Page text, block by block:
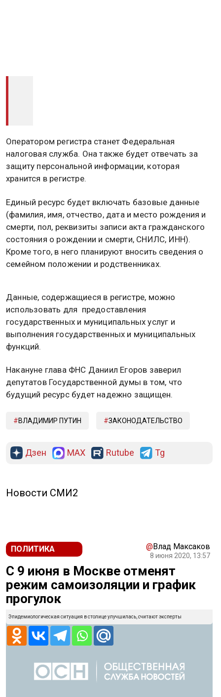
Оператором регистра станет Федеральная
налоговая служба. Она также будет отвечать за
защиту персональной информации, которая
хранится в регистре.
Единый ресурс будет включать базовые данные
(фамилия, имя, отчество, дата и место рождения и
смерти, пол, реквизиты записи акта гражданского
состояния о рождении и смерти, СНИЛС, ИНН).
Кроме того, в него планируют вносить сведения о
семейном положении и родственниках.
Данные, содержащиеся в регистре, можно
использовать для предоставления
государственных и муниципальных услуг и
выполнения государственных и муниципальных
функций.
Накануне глава ФНС Даниил Егоров заверил
депутатов Государственной думы в том, что
будущий ресурс будет надежно защищен.
ВЛАДИМИР ПУТИН ЗАКОНОДАТЕЛЬСТВО
Дзен MAX Rutube Tg
Новости СМИ2
ПОЛИТИКА @Влад Максаков
8 июня 2020, 13:57
С 9 июня в Москве отменят
режим самоизоляции и график
прогулок
Эпидемиологическая ситуация в столице улучшилась, считают эксперты